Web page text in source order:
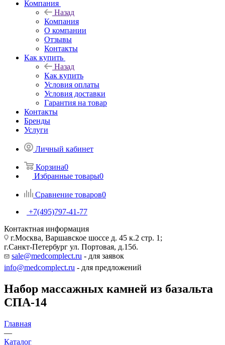
Компания
Назад
Компания
О компании
Отзывы
Контакты
Как купить
Назад
Как купить
Условия оплаты
Условия доставки
Гарантия на товар
Контакты
Бренды
Услуги
Личный кабинет
Корзина0
Избранные товары0
Сравнение товаров0
+7(495)797-41-77
Контактная информация
г.Москва, Варшавское шоссе д. 45 к.2 стр. 1;
г.Санкт-Петербург ул. Портовая, д.15б.
sale@medcomplect.ru - для заявок
info@medcomplect.ru - для предложений
Набор массажных камней из базальта
СПА-14
Главная
—
Каталог